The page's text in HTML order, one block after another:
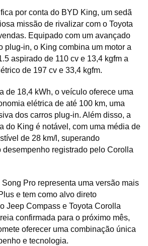
por conta do BYD King, um sedã
missão de rivalizar com o Toyota
Equipado com um avançado
plug-in, o King combina um motor a
aspirado de 110 cv e 13,4 kgfm a
de 197 cv e 33,4 kgfm.
de 18,4 kWh, o veículo oferece uma
elétrica de até 100 km, uma
dos carros plug-in. Além disso, a
do King é notável, com uma média de
de 28 km/l, superando
registrado pelo Corolla
Pro representa uma versão mais
e tem como alvo direto
Jeep Compass e Toyota Corolla
confirmada para o próximo mês,
oferecer uma combinação única
e tecnologia.